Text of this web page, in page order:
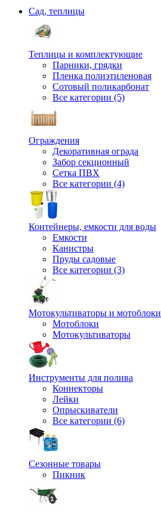
Сад, теплицы
Теплицы и комплектующие
Парники, грядки
Пленка полиэтиленовая
Сотовый поликарбонат
Все категории (5)
Ограждения
Декоративная ограда
Забор секционный
Сетка ПВХ
Все категории (4)
Контейнеры, емкости для воды
Емкости
Канистры
Пруды садовые
Все категории (3)
Мотокультиваторы и мотоблоки
Мотоблоки
Мотокультиваторы
Инструменты для полива
Коннекторы
Лейки
Опрыскиватели
Все категории (6)
Сезонные товары
Пикник